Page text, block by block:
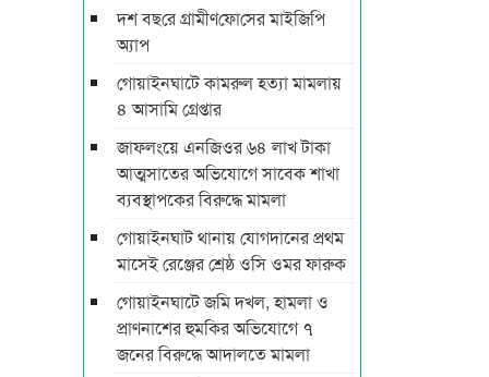
দশ বছ‌রে গ্রামীণ‌ফো‌সের মাইজিপি
অ্যাপ
গোয়াইনঘাটে কামরুল হত্যা মামলায়
৪ আসামি গ্রেপ্তার
জাফলংয়ে এনজিওর ৬৪ লাখ টাকা
আত্মসাতের অভিযোগে সাবেক শাখা
ব্যবস্থাপকের বিরুদ্ধে মামলা
গোয়াইনঘাট থানায় যোগদানের প্রথম
মাসেই রেঞ্জের শ্রেষ্ঠ ওসি ওমর ফারুক
গোয়াইনঘাটে জমি দখল, হামলা ও
প্রাণনাশের হুমকির অভিযোগে ৭
জনের বিরুদ্ধে আদালতে মামলা